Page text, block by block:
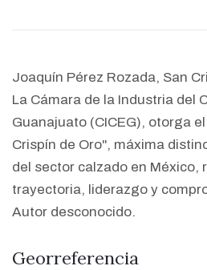
Joaquín Pérez Rozada, San
La Cámara de la Industria del
Guanajuato (CICEG), otorga
Crispín de Oro", máxima
del sector calzado en México,
trayectoria, liderazgo y
Autor desconocido.
Georreferencia